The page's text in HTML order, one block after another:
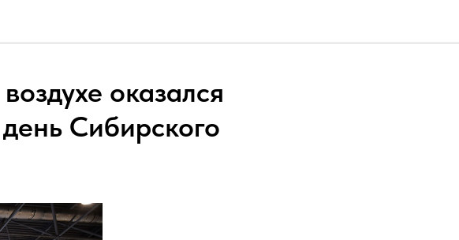
оказался
Сибирского